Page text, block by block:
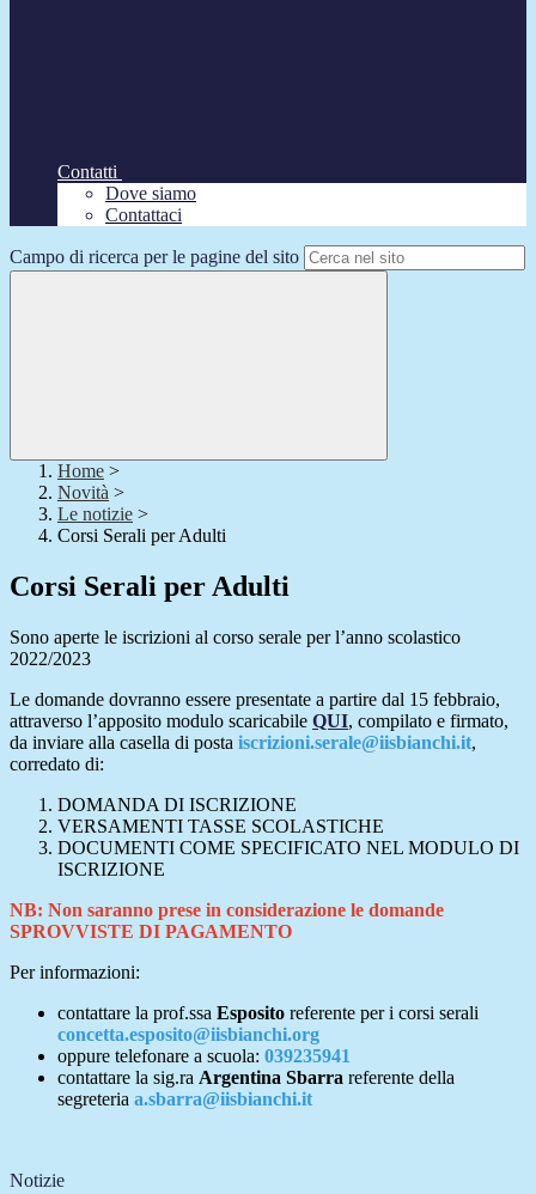
Contatti
Dove siamo
Contattaci
Campo di ricerca per le pagine del sito
Home >
Novità >
Le notizie >
Corsi Serali per Adulti
Corsi Serali per Adulti
Sono aperte le iscrizioni al corso serale per l’anno scolastico
2022/2023
Le domande dovranno essere presentate a partire dal 15 febbraio,
attraverso l’apposito modulo scaricabile QUI, compilato e firmato,
da inviare alla casella di posta iscrizioni.serale@iisbianchi.it,
corredato di:
DOMANDA DI ISCRIZIONE
VERSAMENTI TASSE SCOLASTICHE
DOCUMENTI COME SPECIFICATO NEL MODULO DI
ISCRIZIONE
NB: Non saranno prese in considerazione le domande
SPROVVISTE DI PAGAMENTO
Per informazioni:
contattare la prof.ssa Esposito referente per i corsi serali
concetta.esposito@iisbianchi.org
oppure telefonare a scuola: 039235941
contattare la sig.ra Argentina Sbarra referente della
segreteria a.sbarra@iisbianchi.it
Notizie